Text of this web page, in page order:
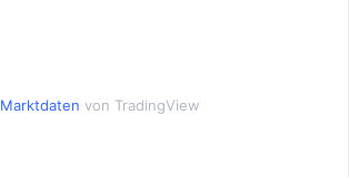
Marktdaten von TradingView